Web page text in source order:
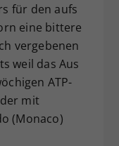
für den aufs
eine bittere
vergebenen
weil das Aus
ATP-
mit
(Monaco)